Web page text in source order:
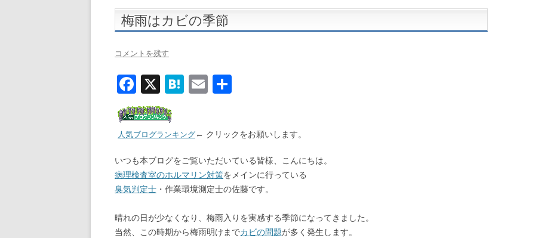
梅雨はカビの季節
コメントを残す
F
ac
e
b
o
o
k
X H
n
a
E
l
人気ブログランキング← クリックをお願いします。
いつも本ブログをご覧いただいている皆様、こんにちは。
病理検査室のホルマリン対策をメインに行っている
臭気判定士 ・作業環境測定士の佐藤です。
晴れの日が少なくなり、梅雨入りを実感する季節になってきました。
当然、この時期から梅雨明けまでカビの問題が多く発生します。